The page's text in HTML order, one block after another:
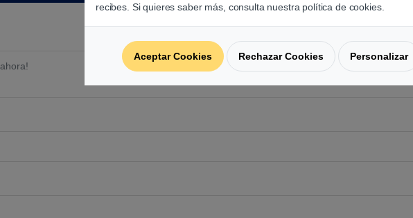
recibes. Si quieres saber más, consulta nuestra política de cookies.
Aceptar Cookies Rechazar Cookies Personalizar